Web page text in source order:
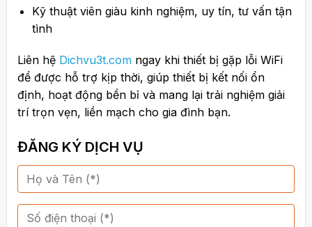
Kỹ thuật viên giàu kinh nghiệm, uy tín, tư vấn tận
tình
Liên hệ Dichvu3t.comngay khi thiết bị gặp lỗi WiFi
để được hỗ trợ kịp thời, giúp thiết bị kết nối ổn
định, hoạt động bền bỉ và mang lại trải nghiệm giải
trí trọn vẹn, liền mạch cho gia đình bạn.
ĐĂNG KÝ DỊCH VỤ